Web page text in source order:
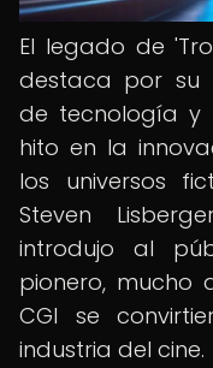
El legado de
destaca por su
de tecnología y
hito en la
los universos
Steven
introdujo al
pionero, mucho
CGI se
industria del cine.